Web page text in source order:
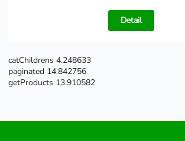
Detail
catChildrens 4.248633
paginated 14.842756
getProducts 13.910582